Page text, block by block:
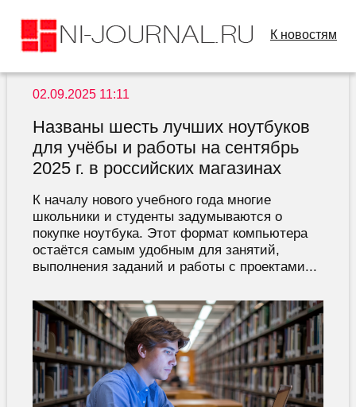
К новостям
02.09.2025 11:11
Названы шесть лучших ноутбуков
для учёбы и работы на сентябрь
2025 г. в российских магазинах
К началу нового учебного года многие
школьники и студенты задумываются о
покупке ноутбука. Этот формат компьютера
остаётся самым удобным для занятий,
выполнения заданий и работы с проектами...